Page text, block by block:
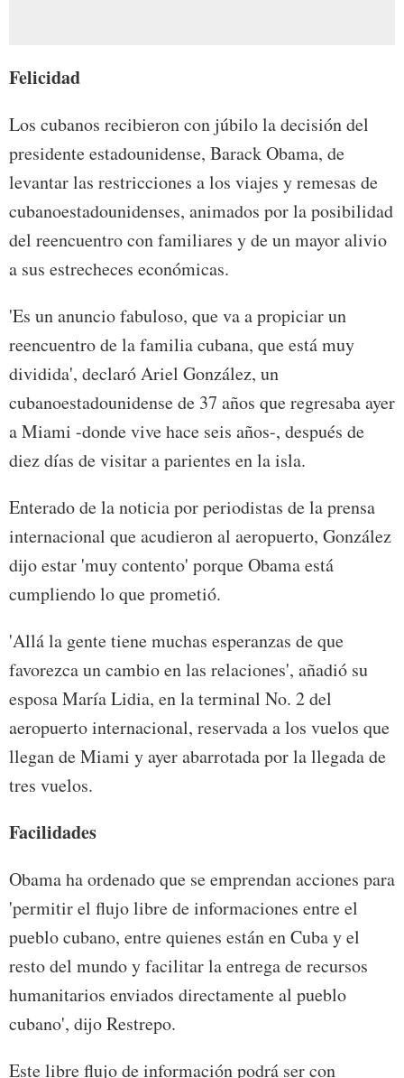
Felicidad
Los cubanos recibieron con júbilo la decisión del
presidente estadounidense, Barack Obama, de
levantar las restricciones a los viajes y remesas de
cubanoestadounidenses, animados por la posibilidad
del reencuentro con familiares y de un mayor alivio
a sus estrecheces económicas.
'Es un anuncio fabuloso, que va a propiciar un
reencuentro de la familia cubana, que está muy
dividida', declaró Ariel González, un
cubanoestadounidense de 37 años que regresaba ayer
a Miami -donde vive hace seis años-, después de
diez días de visitar a parientes en la isla.
Enterado de la noticia por periodistas de la prensa
internacional que acudieron al aeropuerto, González
dijo estar 'muy contento' porque Obama está
cumpliendo lo que prometió.
'Allá la gente tiene muchas esperanzas de que
favorezca un cambio en las relaciones', añadió su
esposa María Lidia, en la terminal No. 2 del
aeropuerto internacional, reservada a los vuelos que
llegan de Miami y ayer abarrotada por la llegada de
tres vuelos.
Facilidades
Obama ha ordenado que se emprendan acciones para
'permitir el flujo libre de informaciones entre el
pueblo cubano, entre quienes están en Cuba y el
resto del mundo y facilitar la entrega de recursos
humanitarios enviados directamente al pueblo
cubano', dijo Restrepo.
Este libre flujo de información podrá ser con